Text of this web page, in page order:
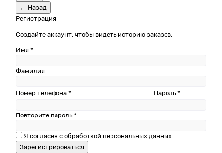
← Назад
Регистрация
Создайте аккаунт, чтобы видеть историю заказов.
Имя *
Фамилия
Номер телефона * Пароль *
Повторите пароль *
Я согласен с обработкой персональных данных
Зарегистрироваться